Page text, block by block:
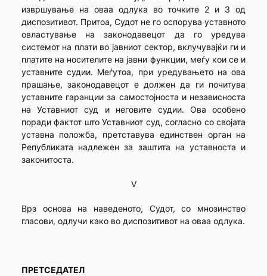
извршување на оваа одлука во точките 2 и 3 од
диспозитивот. Притоа, Судот не го оспорува уставното
овластување на законодавецот да го уредува
системот на плати во јавниот сектор, вклучувајќи ги и
платите на носителите на јавни функции, меѓу кои се и
уставните судии. Меѓутоа, при уредувањето на ова
прашање, законодавецот е должен да ги почитува
уставните гаранции за самостојноста и независноста
на Уставниот суд и неговите судии. Ова особено
поради фактот што Уставниот суд, согласно со својата
уставна положба, претставува единствен орган на
Републиката надлежен за заштита на уставноста и
законитоста.
V
Врз основа на наведеното, Судот, со мнозинство
гласови, одлучи како во диспозитивот на оваа одлука.
ПРЕТСЕДАТЕЛ